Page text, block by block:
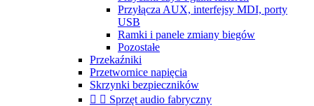
Przyłącza AUX, interfejsy MDI, porty
USB
Ramki i panele zmiany biegów
Pozostałe
Przekaźniki
Przetwornice napięcia
Skrzynki bezpieczników
  Sprzęt audio fabryczny